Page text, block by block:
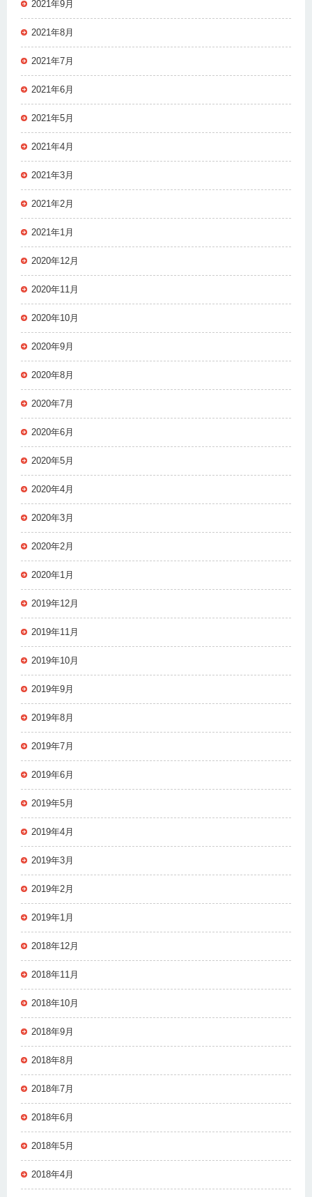
2021年9月
2021年8月
2021年7月
2021年6月
2021年5月
2021年4月
2021年3月
2021年2月
2021年1月
2020年12月
2020年11月
2020年10月
2020年9月
2020年8月
2020年7月
2020年6月
2020年5月
2020年4月
2020年3月
2020年2月
2020年1月
2019年12月
2019年11月
2019年10月
2019年9月
2019年8月
2019年7月
2019年6月
2019年5月
2019年4月
2019年3月
2019年2月
2019年1月
2018年12月
2018年11月
2018年10月
2018年9月
2018年8月
2018年7月
2018年6月
2018年5月
2018年4月